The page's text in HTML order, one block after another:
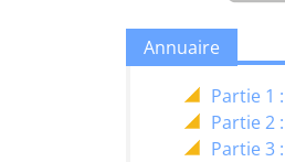
Annuaire
Partie 1
Partie 2
Partie 3